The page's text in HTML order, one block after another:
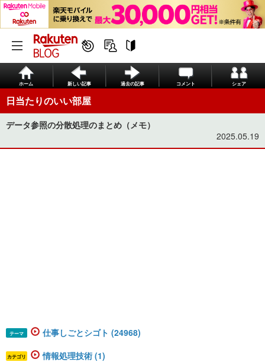
ホーム 新しい記事 過去の記事 コメント シェア
日当たりのいい部屋
データ参照の分散処理のまとめ（メモ）
2025.05.19
テーマ 仕事しごとシゴト (24968)
カテゴリ 情報処理技術 (1)